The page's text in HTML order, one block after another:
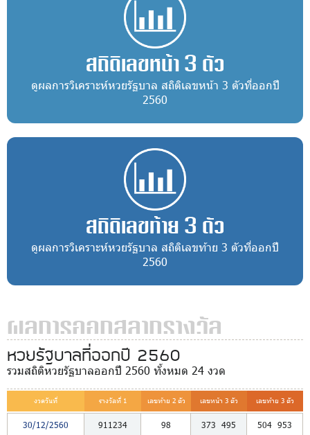
สถิติเลขหน้า 3 ตัว
ดูผลการวิเคราะห์หวยรัฐบาล สถิติเลขหน้า 3 ตัวที่ออกปี
2560
สถิติเลขท้าย 3 ตัว
ดูผลการวิเคราะห์หวยรัฐบาล สถิติเลขท้าย 3 ตัวที่ออกปี
2560
ผลการออกสลากรางวัล
หวยรัฐบาลที่ออกปี 2560
รวมสถิติหวยรัฐบาลออกปี 2560 ทั้งหมด 24 งวด
งวดวันที่ รางวัลที่ 1 เลขท้าย 2 ตัว เลขหน้า 3 ตัว เลขท้าย 3 ตัว
30/12/2560 911234 98 373 495 504 953